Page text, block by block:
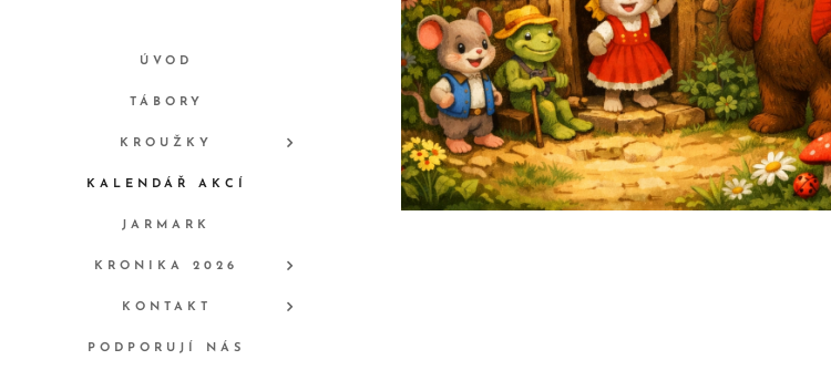
ÚVOD
TÁBORY
KROUŽKY
KALENDÁŘ AKCÍ
JARMARK
KRONIKA 2026
KONTAKT
PODPORUJÍ NÁS